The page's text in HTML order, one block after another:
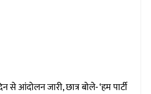
से आंदोलन जारी, छात्र बोले- ‘हम पार्टी